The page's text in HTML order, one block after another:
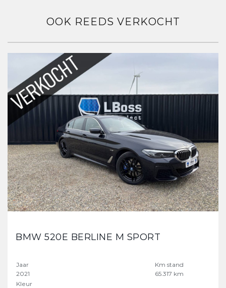
OOK REEDS VERKOCHT
BMW 520E BERLINE M SPORT
Jaar
2021
Km stand
65.317 km
Kleur